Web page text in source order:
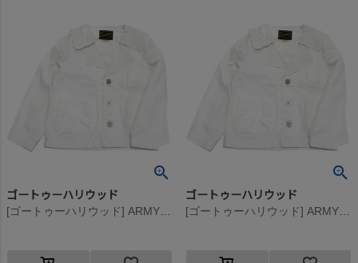
ゴートゥーハリウッド
[ゴートゥーハリウッド] ARMY ヘリンボン JK 1W白
ゴートゥーハリウッド
[ゴートゥーハリウッド] ARMY ヘリンボン JK 1W白